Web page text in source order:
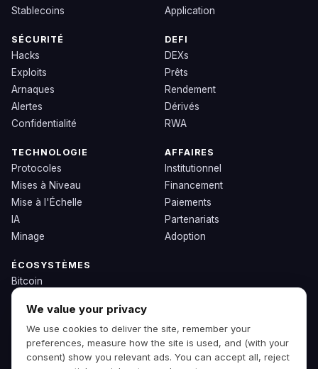
Stablecoins
Application
SÉCURITÉ
Hacks
Exploits
Arnaques
Alertes
Confidentialité
DEFI
DEXs
Prêts
Rendement
Dérivés
RWA
TECHNOLOGIE
Protocoles
Mises à Niveau
Mise à l'Échelle
IA
Minage
AFFAIRES
Institutionnel
Financement
Paiements
Partenariats
Adoption
ÉCOSYSTÈMES
Bitcoin
Ethereum
Solana
BNB
Autres Chaînes
We value your privacy
We use cookies to deliver the site, remember your
preferences, measure how the site is used, and (with your
consent) show you relevant ads. You can accept all, reject